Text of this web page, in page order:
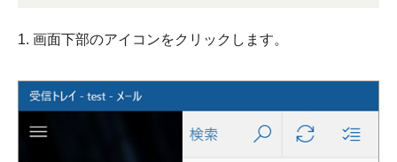
1. 画面下部のアイコンをクリックします。